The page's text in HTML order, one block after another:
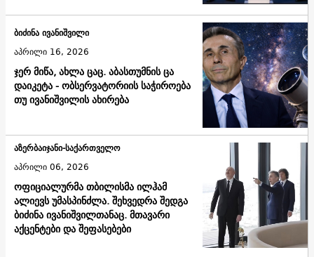
ჯერ მიწა, ახლა ცაც. აბასთუმნის ცა
დაიკეტა - ობსერვატორიის საჭიროება
თუ ივანიშვილის ახირება
ბიძინა ივანიშვილი
აპრილი 16, 2026
ოფიციალურმა თბილისმა ილჰამ
ალიევს უმასპინძლა. შეხვედრა შედგა
ბიძინა ივანიშვილთანაც. მთავარი
აქცენტები და შეფასებები
აზერბაიჯანი-საქართველო
აპრილი 06, 2026